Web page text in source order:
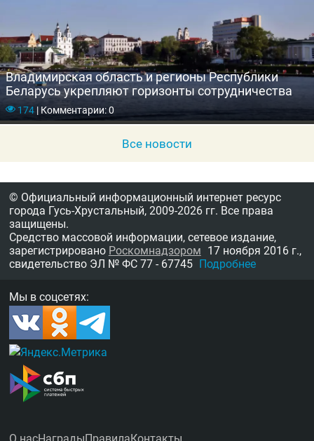
Владимирская область и регионы Республики
Беларусь укрепляют горизонты сотрудничества
174 |Комментарии: 0
Все новости
© Официальный информационный интернет ресурс
города Гусь-Хрустальный, 2009-2026 гг. Все права
защищены.
Средство массовой информации, сетевое издание,
зарегистрировано Роскомнадзором 17 ноября 2016 г.,
свидетельство ЭЛ № ФС 77 - 67745 Подробнее
Мы в соцсетях: